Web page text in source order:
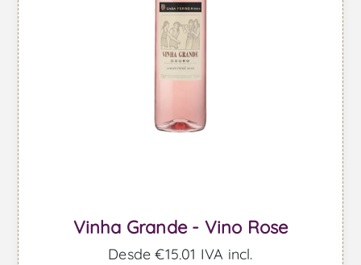
Vinha Grande - Vino Rose
Desde €15,01 IVA incl.